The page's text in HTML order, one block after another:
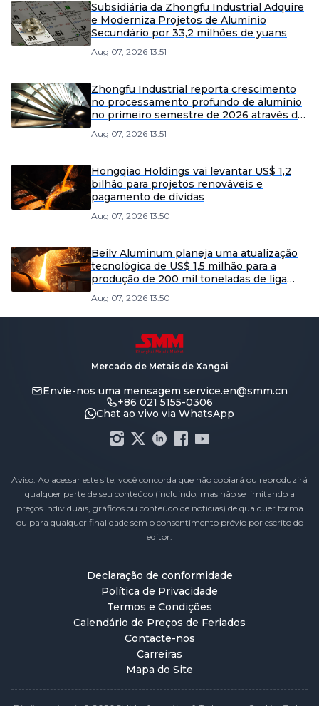
Subsidiária da Zhongfu Industrial Adquire
e Moderniza Projetos de Alumínio
Secundário por 33,2 milhões de yuans
Aug 07, 2026 13:51
Zhongfu Industrial reporta crescimento
no processamento profundo de alumínio
no primeiro semestre de 2026 através de
Aug 07, 2026 13:51
Hongqiao Holdings vai levantar US$ 1,2
bilhão para projetos renováveis e
pagamento de dívidas
Aug 07, 2026 13:50
Beilv Aluminum planeja uma atualização
tecnológica de US$ 1,5 milhão para a
produção de 200 mil toneladas de liga
Aug 07, 2026 13:50
Mercado de Metais de Xangai
Envie-nos uma mensagem service.en@smm.cn
+86 021 5155-0306
Chat ao vivo via WhatsApp
Aviso: Ao acessar este site, você concorda que não copiará ou reproduzirá
qualquer parte de seu conteúdo (incluindo, mas não se limitando a
preços individuais, gráficos ou conteúdo de notícias) de qualquer forma
ou para qualquer finalidade sem o consentimento prévio por escrito do
editor.
Declaração de conformidade
Política de Privacidade
Termos e Condições
Calendário de Preços de Feriados
Contacte-nos
Carreiras
Mapa do Site